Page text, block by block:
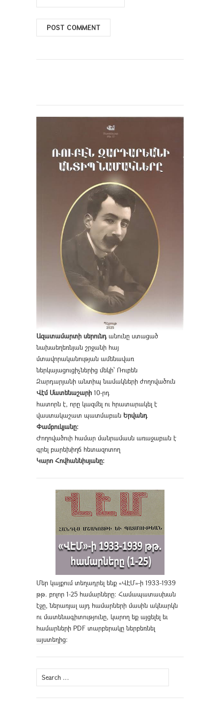
Ազատամարտի սերունդանունը ստացած
նախաեղեռնյան շրջանի հայ
մտավորականության ամենավառ
ներկայացուցիչներից մեկի՝ Ռուբեն
Զարդարյանի անտիպ նամակների ժողովածուն
Վէմ Մատենաշարի 10-րդ
հատորն է, որը կազմել ու հրատարակել է
վաստակաշատ պատմաբան Երվանդ
Փամբուկյանը։
Ժողովածուի համար մանրամասն առաջաբան է
գրել բարեխիղճ հետազոտող
Կարո Հովհաննիսյանը։
Մեր կայքում տեղադրել ենք «ՎԷՄ»-ի 1933-1939
թթ. բոլոր 1-25 համարները։ Համապատասխան
էջը, ներառյալ այդ համարների մասին ակնարկն
ու մատենագիտությունը, կարող եք այցելել եւ
համարների PDF տարբերակը ներբեռնել
այստեղից։
Search
for: